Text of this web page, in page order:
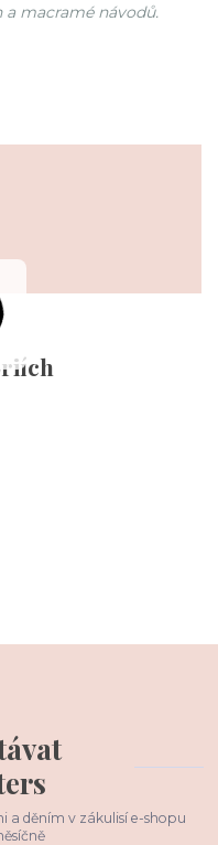
a macramé návodů.
a děním v zákulisí e-shopu